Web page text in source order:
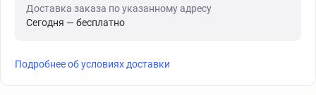
Доставка заказа по указанному адресу
Сегодня — бесплатно
Подробнее об условиях доставки